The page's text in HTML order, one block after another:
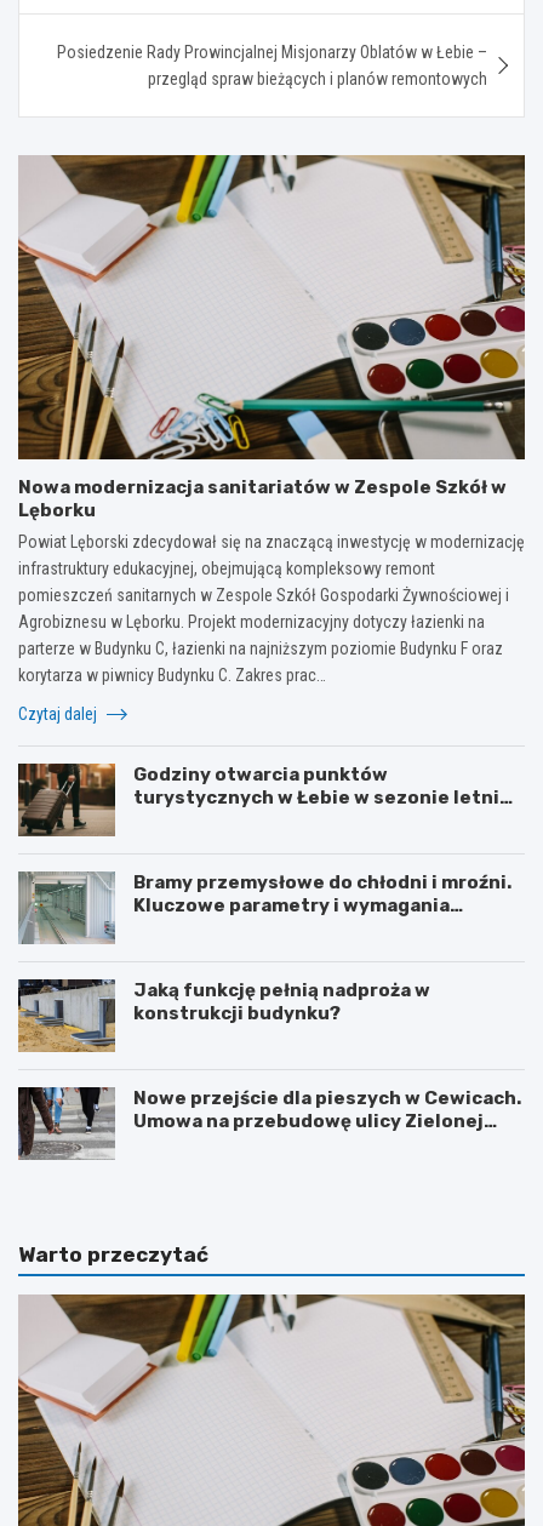
Posiedzenie Rady Prowincjalnej Misjonarzy Oblatów w Łebie –
przegląd spraw bieżących i planów remontowych
Nowa modernizacja sanitariatów w Zespole Szkół w
Lęborku
Powiat Lęborski zdecydował się na znaczącą inwestycję w modernizację
infrastruktury edukacyjnej, obejmującą kompleksowy remont
pomieszczeń sanitarnych w Zespole Szkół Gospodarki Żywnościowej i
Agrobiznesu w Lęborku. Projekt modernizacyjny dotyczy łazienki na
parterze w Budynku C, łazienki na najniższym poziomie Budynku F oraz
korytarza w piwnicy Budynku C. Zakres prac…
Czytaj dalej
Godziny otwarcia punktów
turystycznych w Łebie w sezonie letnim
Bramy przemysłowe do chłodni i mroźni.
Kluczowe parametry i wymagania
Jaką funkcję pełnią nadproża w
konstrukcji budynku?
Nowe przejście dla pieszych w Cewicach.
Umowa na przebudowę ulicy Zielonej
Warto przeczytać